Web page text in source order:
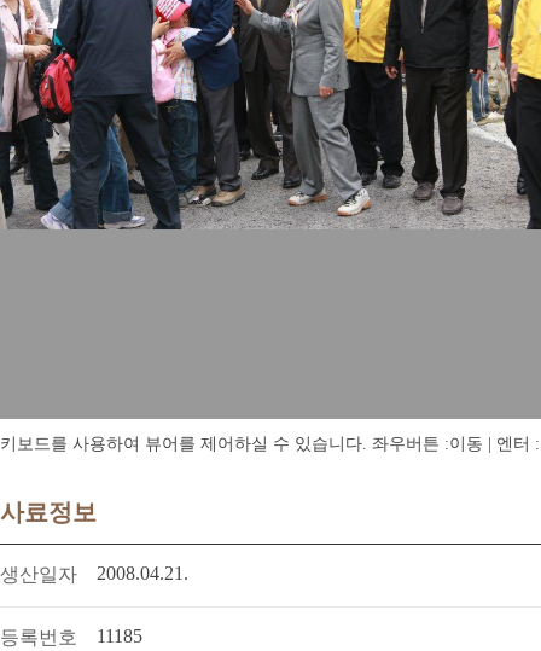
키보드를 사용하여 뷰어를 제어하실 수 있습니다. 좌우버튼 :이동 | 엔터
사료정보
생산일자 2008.04.21.
등록번호 11185